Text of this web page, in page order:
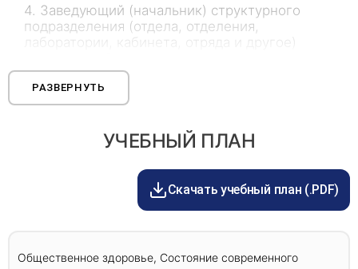
4. Заведующий (начальник) структурного
подразделения (отдела, отделения,
лаборатории, кабинета, отряда и другое)
5. Заведующий (начальник) структурного
подразделения (отдела, отделения,
медицинской организации – врач-методист;
РАЗВЕРНУТЬ
УЧЕБНЫЙ ПЛАН
Скачать учебный план (.PDF)
Общественное здоровье, Состояние современного